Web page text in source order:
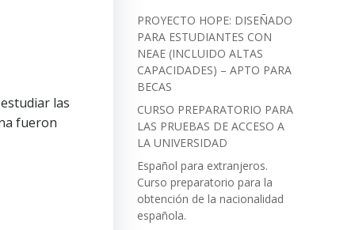
las
fueron
PROYECTO HOPE: DISEÑADO
PARA ESTUDIANTES CON
NEAE (INCLUIDO ALTAS
CAPACIDADES) – APTO PARA
BECAS
CURSO PREPARATORIO PARA
LAS PRUEBAS DE ACCESO A
LA UNIVERSIDAD
Español para extranjeros.
Curso preparatorio para la
obtención de la nacionalidad
española.